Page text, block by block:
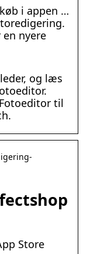
i appen …
nyere
og læs
til
Store